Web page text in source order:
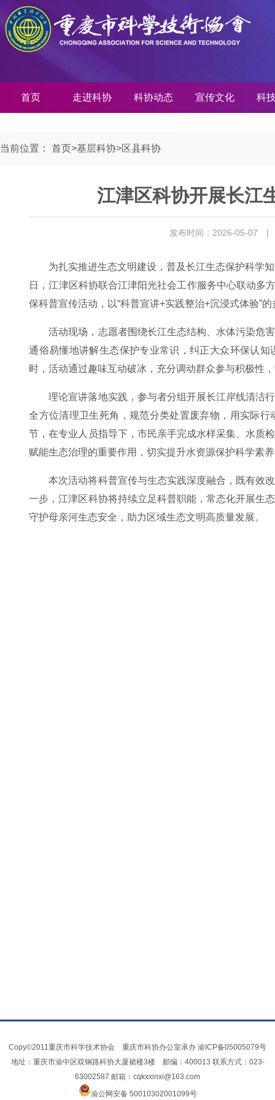
首页 走进科协 科协动态 宣传文化 科
当前位置： 首页>基层科协>区县科协
江津区科协开展长江
发布时间：2026-05-07 |
为扎实推进生态文明建设，普及长江生态保护科学
日，江津区科协联合江津阳光社会工作服务中心联动多
保科普宣传活动，以“科普宣讲+实践整治+沉浸式体验”
活动现场，志愿者围绕长江生态结构、水体污染危
通俗易懂地讲解生态保护专业常识，纠正大众环保认
时，活动通过趣味互动破冰，充分调动群众参与积极性
理论宣讲落地实践，参与者分组开展长江岸线清洁
全方位清理卫生死角，规范分类处置废弃物，用实际
节，在专业人员指导下，市民亲手完成水样采集、水质
赋能生态治理的重要作用，切实提升水资源保护科学素
本次活动将科普宣传与生态实践深度融合，既有效
一步，江津区科协将持续立足科普职能，常态化开展生
守护母亲河生态安全，助力区域生态文明高质量发展。
Copy©2011重庆市科学技术协会 重庆市科协办公室承办 渝ICP备05005079号
地址：重庆市渝中区双钢路科协大厦裙楼3楼 邮编：400013 联系方式：023-
63002587 邮箱：cqkxxinxi@163.com
渝公网安备 50010302001099号